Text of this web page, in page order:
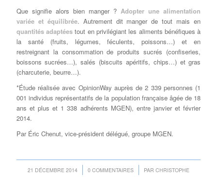
Que signifie alors bien manger ? Adopter une alimentation
variée et équilibrée. Autrement dit manger de tout mais en
quantités adaptéestout en privilégiant les aliments bénéfiques à
la santé (fruits, légumes, féculents, poissons…) et en
restreignant la consommation de produits sucrés (confiseries,
boissons sucrées…), salés (biscuits apéritifs, chips…) et gras
(charcuterie, beurre…).
*Étude réalisée avec OpinionWay auprès de 2 339 personnes (1
001 individus représentatifs de la population française âgée de 18
ans et plus et 1 338 adhérents MGEN), entre janvier et février
2014.
Par Éric Chenut, vice-président délégué, groupe MGEN.
21 DÉCEMBRE 2014
/ 0 COMMENTAIRES
/ PAR CHRISTOPHE